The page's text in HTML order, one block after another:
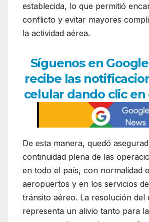
establecida, lo que permitió
conflicto y evitar mayores
la actividad aérea.
Síguenos en
recibe las
celular dando clic
De esta manera, quedó
continuidad plena de las
en todo el país, con normalidad
aeropuertos y en los servicios
tránsito aéreo. La resolución del
representa un alivio tanto para